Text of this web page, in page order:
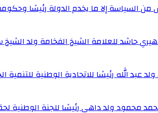
من السياسة إلا ما يخدم الدولة رئيسًا
حاشد للعلامة الشيخ الفخامة ولد الشيخ
عبد الله رئيسًا للاتحادية الوطنية للتنمية
محمود ولد داهي رئيسًا للجنة الوطنية